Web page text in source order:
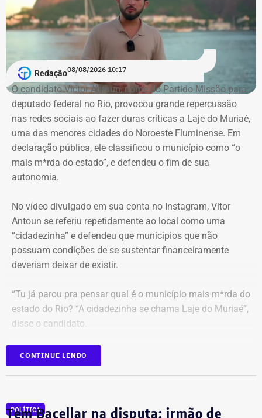
secretário, os advogados querem que sejam
consideradas ilícitas provas encontradas pelas
investigações no celular do advogado. A alegação aponta
que os dados foram extraídos do aparelho sem o
acompanhamento de representantes da OAB e dos
advogados de defesa.
Moraes, porém, afastou a alegação de que teria havido
violação da cadeia de custódia das provas. Segundo o
ministro, não existem “quaisquer indícios ou evidências
concretas” que sustentem essa possibilidade. Ele
também descartou a hipótese de que o sigilo das
comunicações profissionais de Alessandro Carracena, na
Além de rejeitar o recurso da defesa de Carracena, o
ministro do STF votou por negar pedidos de outros
investigados na Operação Anomalia. O ministro defendeu
que se mantenham as prisões do policial militar Flávio
Gonçalves, ex-assessor parlamentar, continue detido em
uma penitenciária federal.
Ainda participarão do julgamento os ministros Flávio
Dino, Cármen Lúcia e Cristiano Zanin.
“Amado Mundo”.
Redação08/08/2026 10:17
O candidato Victor Antoun, nome do Partido Missão para
deputado federal no Rio, provocou grande repercussão
nas redes sociais ao fazer duras críticas a Laje do Muriaé,
uma das menores cidades do Noroeste Fluminense. Em
declaração pública, ele classificou o município como “o
mais m*rda do estado”, e defendeu o fim de sua
autonomia.
No vídeo divulgado em sua conta no Instagram, Vitor
Antoun se referiu repetidamente ao local como uma
“cidadezinha” e defendeu que municípios que não
possuam condições de se sustentar financeiramente
deveriam deixar de existir.
“Tu já parou pra pensar qual é o município mais m*rda do
estado do Rio? “A cidadezinha se chama Laje do Muriaé”,
disse o candidato.
Proposta prevê fundir municípios que
‘recebem mais recursos do que
repassam’
CONTINUE LENDO
POLÍTICA
Tem Bacellar na disputa: irmão de